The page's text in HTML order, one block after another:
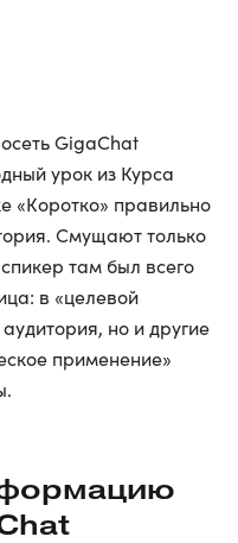
GigaChat
урок из Курса
«Коротко» правильно
Смущают только
там был всего
в «целевой
но и другие
применение»